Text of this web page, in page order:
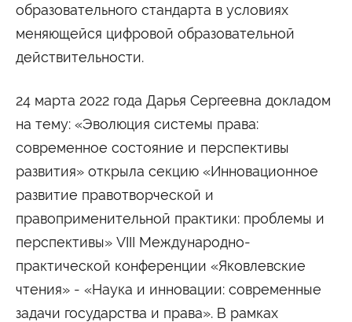
Сведения об образовательной организации
образовательного стандарта в условиях
меняющейся цифровой образовательной
действительности.
24 марта 2022 года Дарья Сергеевна докладом
на тему: «Эволюция системы права:
современное состояние и перспективы
развития» открыла секцию «Инновационное
развитие правотворческой и
правоприменительной практики: проблемы и
перспективы» VIII Международно-
практической конференции «Яковлевские
чтения» - «Наука и инновации: современные
задачи государства и права». В рамках